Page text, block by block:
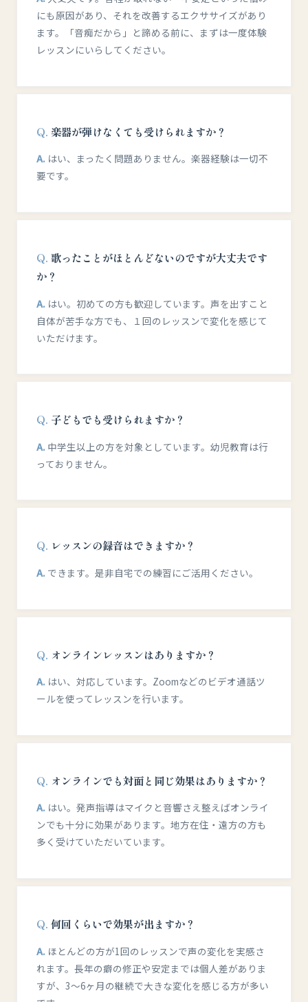
にも原因があり、それを改善するエクササイズがあり
ます。「音痴だから」と諦める前に、まずは一度体験
レッスンにいらしてください。
楽器が弾けなくても受けられますか？
はい、まったく問題ありません。楽器経験は一切不
要です。
歌ったことがほとんどないのですが大丈夫です
か？
はい。初めての方も歓迎しています。声を出すこと
自体が苦手な方でも、１回のレッスンで変化を感じて
いただけます。
子どもでも受けられますか？
中学生以上の方を対象としています。幼児教育は行
っておりません。
レッスンの録音はできますか？
できます。是非自宅での練習にご活用ください。
オンラインレッスンはありますか？
はい、対応しています。Zoomなどのビデオ通話ツ
ールを使ってレッスンを行います。
オンラインでも対面と同じ効果はありますか？
はい。発声指導はマイクと音響さえ整えばオンライ
ンでも十分に効果があります。地方在住・遠方の方も
多く受けていただいています。
何回くらいで効果が出ますか？
ほとんどの方が1回のレッスンで声の変化を実感さ
れます。長年の癖の修正や安定までは個人差がありま
すが、3〜6ヶ月の継続で大きな変化を感じる方が多い